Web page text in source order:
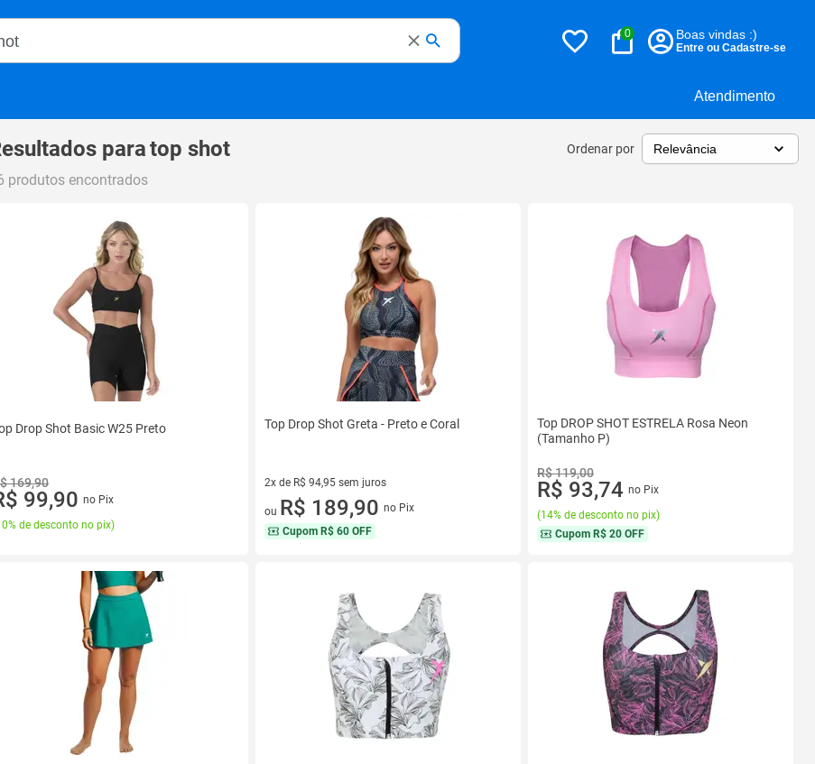
Atendimento
Magalu
0 Boas vindas :)
Entre ou Cadastre-se
paratop shot Ordenar por
produtos encontrados
Drop Shot Basic W25 Preto
169,90
99,90 no Pix
de desconto no pix)
Top Drop Shot Greta - Preto e Coral
2x de R$ 94,95 sem juros
2 vez de R$ 94,95 sem juros
ou R$ 189,90 no Pix
Cupom R$ 60 OFF
Top DROP SHOT ESTRELA Rosa Neon
(Tamanho P)
R$ 119,00
R$ 93,74 no Pix
(14% de desconto no pix)
Cupom R$ 20 OFF